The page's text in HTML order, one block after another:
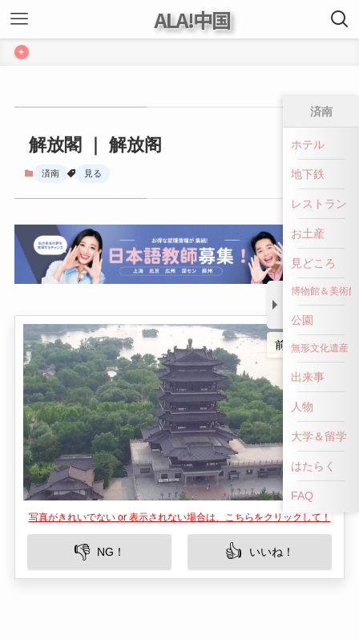
ALA!中国
+
解放閣 ｜ 解放阁
済南 見る
前へ戻る
写真がきれいでない or 表示されない場合は、こちらをクリックして！
👎 NG！ 👍 いいね！
済南
ホテル
地下鉄
レストラン
お土産
見どころ
博物館＆美術館
公園
無形文化遺産
出来事
人物
大学＆留学
はたらく
FAQ